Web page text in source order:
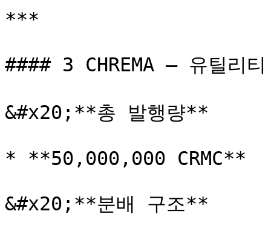
***
#### 3 CHREMA – 유틸리
&#x20;**총 발행량**
* **50,000,000 CRMC**
&#x20;**분배 구조**